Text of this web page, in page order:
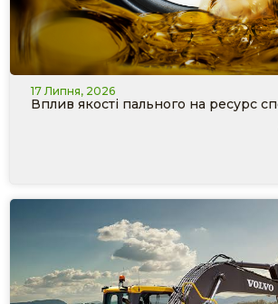
17 Липня, 2026
Вплив якості пального на ресурс